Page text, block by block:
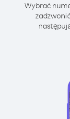
Wybrać